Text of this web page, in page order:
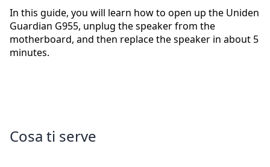
In this guide, you will learn how to open up the Uniden
Guardian G955, unplug the speaker from the
motherboard, and then replace the speaker in about 5
minutes.
Cosa ti serve